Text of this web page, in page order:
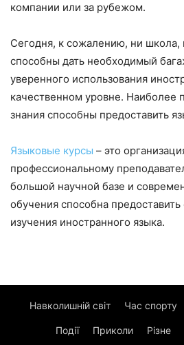
компании или за рубежом.
Сегодня, к сожалению, ни школа,
способны дать необходимый
уверенного использования
качественном уровне. Наиболее
знания способны предоставить
Языковые курсы – это
профессиональному
большой научной базе и
обучения способна
изучения иностранного языка.
Навколишній світ Час спорту
Події Приколи Різне